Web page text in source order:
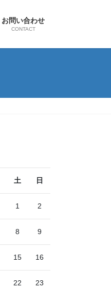
お問い合わせ
CONTACT
土 日
1 2
8 9
15 16
22 23